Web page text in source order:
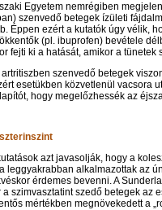
Egyetem nemrégiben
szenvedő betegek ízületi
Éppen ezért a kutatók úgy vélik,
(pl. ibuprofen) bevétele
fejti ki a hatását, amikor a tünetek
szenvedő betegek
esetükben közvetlenül vacsora
hogy megelőzhessék az
azt javasolják, hogy a
leggyakrabban alkalmazottak az
érdemes bevenni. A
a szimvasztatint szedő betegek az
mértékben megnövekedett a